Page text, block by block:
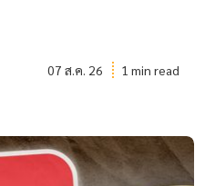
07 ส.ค. 26 1 min read